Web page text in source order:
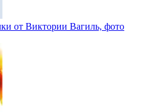
от Виктории Вагиль, фото